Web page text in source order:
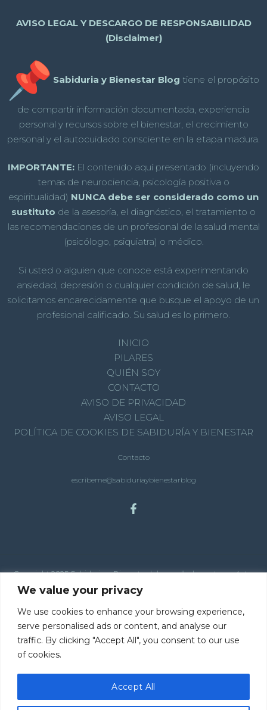
We value your privacy
We use cookies to enhance your browsing experience,
serve personalised ads or content, and analyse our
traffic. By clicking "Accept All", you consent to our use
of cookies.
Accept All
AVISO LEGAL Y DESCARGO DE RESPONSABILIDAD
(Disclaimer)
Sabiduria y Bienestar Blog tiene el propósito
de compartir información documentada, experiencia
personal y recursos sobre el bienestar, el crecimiento
personal y el autocuidado consciente en la etapa madura.
IMPORTANTE: El contenido aquí presentado (incluyendo
temas de neurociencia, psicología positiva o
espiritualidad) NUNCA debe ser considerado como un
sustituto de la asesoría, el diagnóstico, el tratamiento o
las recomendaciones de un profesional de la salud mental
(psicólogo, psiquiatra) o médico.
Si usted o alguien que conoce está experimentando
ansiedad, depresión o cualquier condición de salud, le
solicitamos encarecidamente que busque el apoyo de un
profesional calificado. Su salud es lo primero.
INICIO
PILARES
QUIÉN SOY
CONTACTO
AVISO DE PRIVACIDAD
AVISO LEGAL
POLÍTICA DE COOKIES DE SABIDURÍA Y BIENESTAR
Contacto
escribeme@sabiduriaybienestarblog
Copyright 2025 Sabiduria y Bienestar | desarrollado por tema Astra
Explora mi Blog